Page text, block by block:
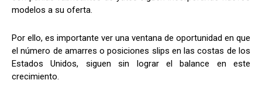
modelos a su oferta.
Por ello, es importante ver una ventana de oportunidad en que
el número de amarres o posiciones slips en las costas de los
Estados Unidos, siguen sin lograr el balance en este
crecimiento.